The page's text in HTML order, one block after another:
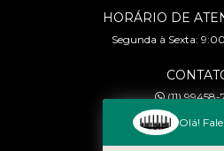
HORÁRIO DE
Segunda à Sexta:
(11) 99458-
Olá!